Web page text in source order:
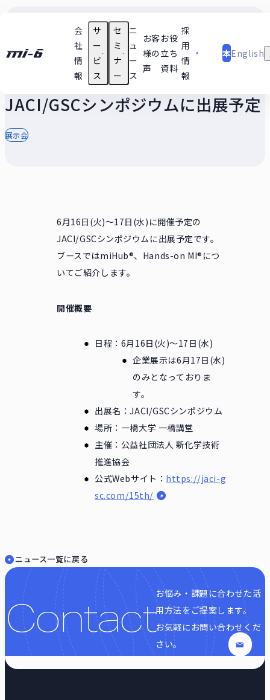
会
社
情
報
サ
ー
ビ
ス
セ
ミ
ナ
ー
ニ
ュ
ー
ス
お客
様の
声
お役
立ち
資料
採
用
情
報
本English
JACI/GSCシンポジウムに出展予定
展示会
6月16日(火)〜17日(水)に開催予定の
JACI/GSCシンポジウムに出展予定です。
ブースではmiHub®、Hands-on MI®につ
いてご紹介します。
開催概要
日程：6月16日(火)〜17日(水)
企業展示は6月17日(水)
のみとなっておりま
す。
出展名：JACI/GSCシンポジウム
場所：一橋大学 一橋講堂
主催：公益社団法人 新化学技術
推進協会
公式Webサイト： https://jaci-g
sc.com/15th/
ニュース一覧に戻る
Contact
お悩み・課題に合わせた活
用方法をご提案します。
お気軽にお問い合わせくだ
さい。
支援テーマ実績
ユースケース